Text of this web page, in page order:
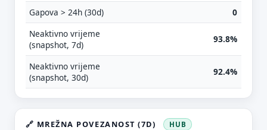
Gapova > 24h (30d)
0
Neaktivno vrijeme
(snapshot, 7d)
93.8%
Neaktivno vrijeme
(snapshot, 30d)
92.4%
🔗 MREŽNA POVEZANOST (7D) HUB
Predloži poboljšanje ove stranice
Što bi ti ovdje bilo korisno? Koje pitanje želiš da ova
stranica može odgovoriti? (npr. “kada je
najpraznije?”, “što znači ovaj skok?”, “što još
usporediti?”)
Vrsta poruke
Povratna informacija
Prijava problema